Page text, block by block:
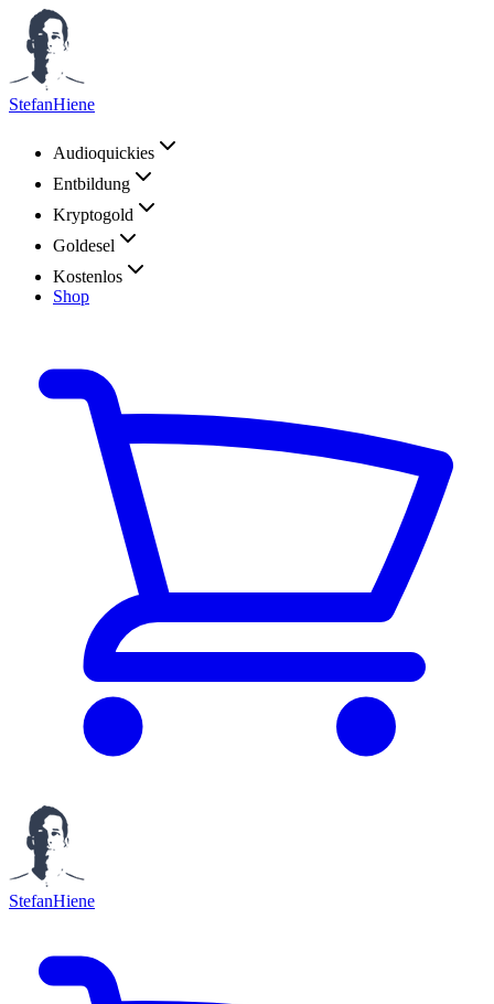
StefanHiene
Audioquickies
Entbildung
Kryptogold
Goldesel
Kostenlos
Shop
StefanHiene